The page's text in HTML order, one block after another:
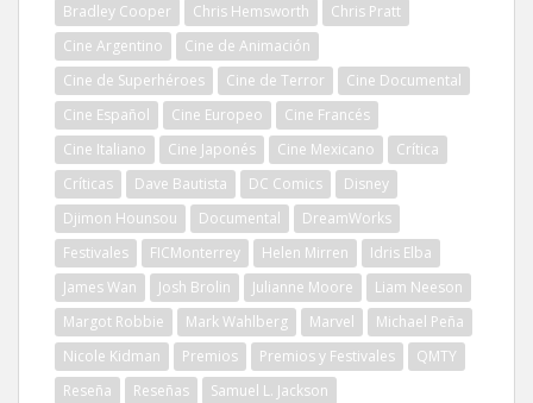
Bradley Cooper Chris Hemsworth
Chris Pratt
Cine Argentino
Cine de Animación
Cine de Superhéroes
Cine de Terror
Cine Documental
Cine Español
Cine Europeo
Cine Francés
Cine Italiano
Cine Japonés Cine Mexicano
Crítica
Críticas
Dave Bautista DC Comics
Disney
Djimon Hounsou
Documental
DreamWorks
Festivales
FICMonterrey Helen Mirren
Idris Elba
James Wan
Josh Brolin Julianne Moore
Liam Neeson
Margot Robbie
Mark Wahlberg Marvel
Michael Peña
Nicole Kidman
Premios Premios y Festivales
QMTY
Reseña
Reseñas
Samuel L. Jackson